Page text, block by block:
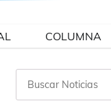
COLUMNA